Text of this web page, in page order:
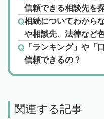
信頼できる相談先を
相続についてわから
や相談先、法律など
「ランキング」や「
信頼できるの？
関連する記事